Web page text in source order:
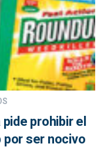
prohibir el
por ser nocivo